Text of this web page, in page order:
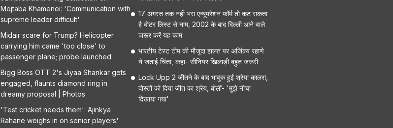
Mojtaba Khamenei: 'Communication with
supreme leader difficult'
Midair scare for Trump? Helicopter
carrying him came 'too close' to
passenger plane; probe launched
Bigg Boss OTT 2's Jiyaa Shankar gets
engaged, flaunts diamond ring in
dreamy proposal | Photos
'Test cricket needs them': Ajinkya
Rahane weighs in on senior players'
17 अगस्त तक नहीं भरा एन्यूमरेशन फॉर्म तो कट सकता
है वोटर लिस्ट से नाम, 2002 के बाद दिल्ली आने वाले
जरूर करें यह काम
भारतीय टेस्ट टीम की मौजूदा हालत पर अजिंक्य रहाणे
ने जताई चिंता, कहा- सीनियर खिलाड़ी बहुत जरूरी
Lock Upp 2 जीतने के बाद भावुक हुईं श्रेया कालरा,
दोस्तों को दिया जीत का श्रेय, बोलीं- 'मुझे नीचा
दिखाया गया'